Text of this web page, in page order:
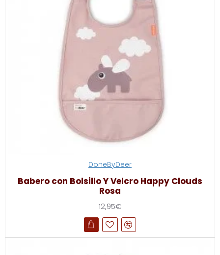
DoneByDeer
Babero con Bolsillo Y Velcro Happy Clouds
Rosa
12,95€